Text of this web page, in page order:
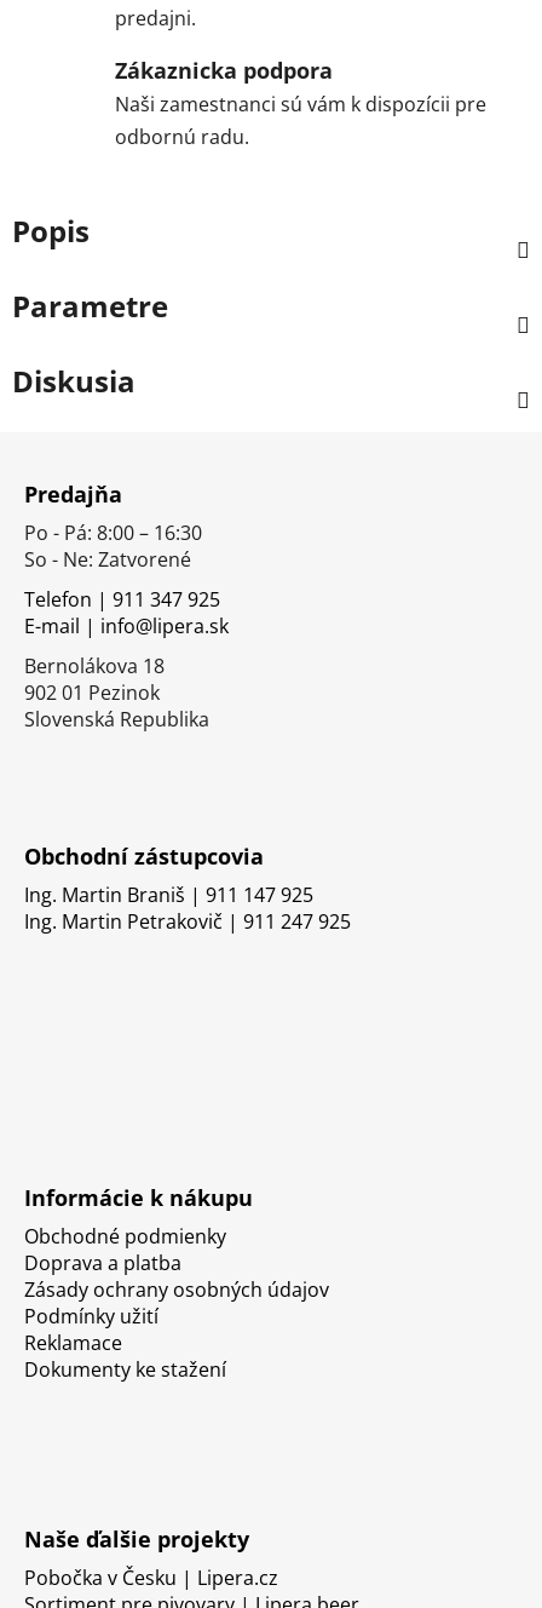
predajni.
Zákaznicka podpora
Naši zamestnanci sú vám k dispozícii pre
odbornú radu.
Popis
Parametre
Diskusia
Predajňa
Po - Pá: 8:00 – 16:30
So - Ne: Zatvorené
Telefon | 911 347 925
E-mail | info@lipera.sk
Bernolákova 18
902 01 Pezinok
Slovenská Republika
Obchodní zástupcovia
Ing. Martin Braniš | 911 147 925
Ing. Martin Petrakovič | 911 247 925
Informácie k nákupu
Obchodné podmienky
Doprava a platba
Zásady ochrany osobných údajov
Podmínky užití
Reklamace
Dokumenty ke stažení
Naše ďalšie projekty
Pobočka v Česku | Lipera.cz